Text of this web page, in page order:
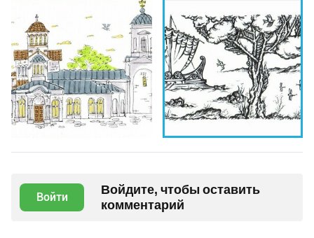
Войти
Войдите, чтобы оставить
комментарий